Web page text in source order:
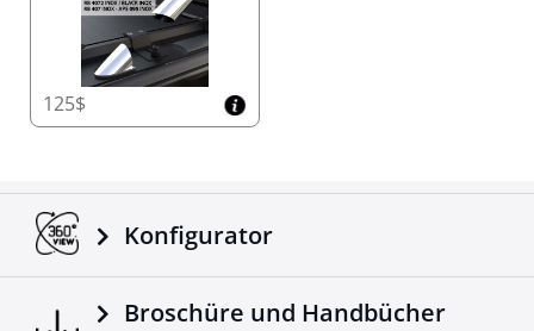
125$
Konfigurator
Broschüre und Handbücher